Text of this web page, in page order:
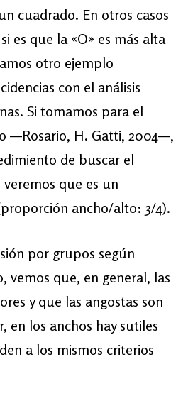
cuadrado. En otros casos
es que la «O» es más alta
otro ejemplo
con el análisis
Si tomamos para el
—Rosario, H. Gatti, 2004—,
de buscar el
que es un
ancho/alto: 3/4).
por grupos según
vemos que, en general, las
y que las angostas son
en los anchos hay sutiles
a los mismos criterios